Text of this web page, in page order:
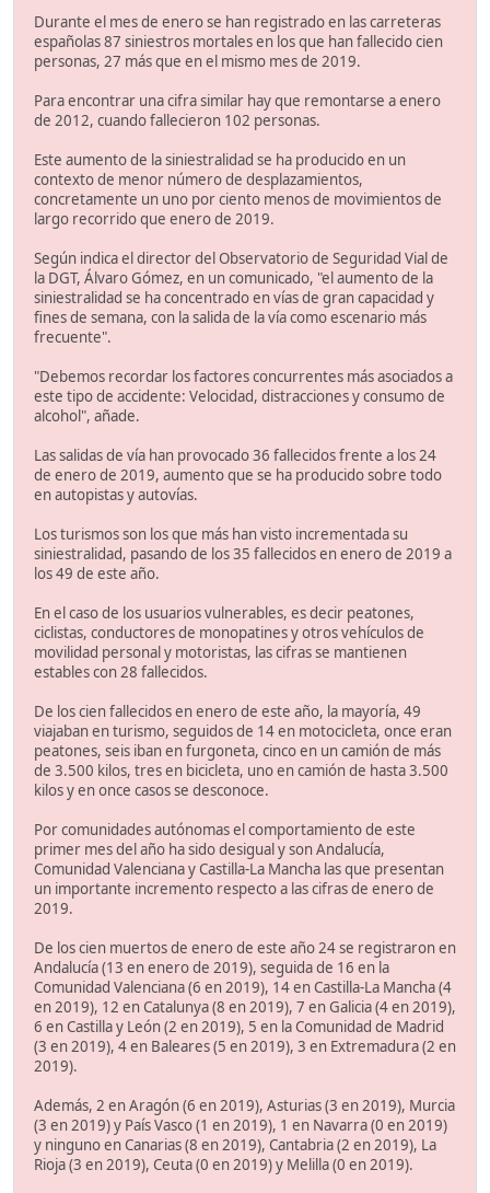
Durante el mes de enero se han registrado en las carreteras
españolas 87 siniestros mortales en los que han fallecido cien
personas, 27 más que en el mismo mes de 2019.
Para encontrar una cifra similar hay que remontarse a enero
de 2012, cuando fallecieron 102 personas.
Este aumento de la siniestralidad se ha producido en un
contexto de menor número de desplazamientos,
concretamente un uno por ciento menos de movimientos de
largo recorrido que enero de 2019.
Según indica el director del Observatorio de Seguridad Vial de
la DGT, Álvaro Gómez, en un comunicado, "el aumento de la
siniestralidad se ha concentrado en vías de gran capacidad y
fines de semana, con la salida de la vía como escenario más
frecuente".
"Debemos recordar los factores concurrentes más asociados a
este tipo de accidente: Velocidad, distracciones y consumo de
alcohol", añade.
Las salidas de vía han provocado 36 fallecidos frente a los 24
de enero de 2019, aumento que se ha producido sobre todo
en autopistas y autovías.
Los turismos son los que más han visto incrementada su
siniestralidad, pasando de los 35 fallecidos en enero de 2019 a
los 49 de este año.
En el caso de los usuarios vulnerables, es decir peatones,
ciclistas, conductores de monopatines y otros vehículos de
movilidad personal y motoristas, las cifras se mantienen
estables con 28 fallecidos.
De los cien fallecidos en enero de este año, la mayoría, 49
viajaban en turismo, seguidos de 14 en motocicleta, once eran
peatones, seis iban en furgoneta, cinco en un camión de más
de 3.500 kilos, tres en bicicleta, uno en camión de hasta 3.500
kilos y en once casos se desconoce.
Por comunidades autónomas el comportamiento de este
primer mes del año ha sido desigual y son Andalucía,
Comunidad Valenciana y Castilla-La Mancha las que presentan
un importante incremento respecto a las cifras de enero de
2019.
De los cien muertos de enero de este año 24 se registraron en
Andalucía (13 en enero de 2019), seguida de 16 en la
Comunidad Valenciana (6 en 2019), 14 en Castilla-La Mancha (4
en 2019), 12 en Catalunya (8 en 2019), 7 en Galicia (4 en 2019),
6 en Castilla y León (2 en 2019), 5 en la Comunidad de Madrid
(3 en 2019), 4 en Baleares (5 en 2019), 3 en Extremadura (2 en
2019).
Además, 2 en Aragón (6 en 2019), Asturias (3 en 2019), Murcia
(3 en 2019) y País Vasco (1 en 2019), 1 en Navarra (0 en 2019)
y ninguno en Canarias (8 en 2019), Cantabria (2 en 2019), La
Rioja (3 en 2019), Ceuta (0 en 2019) y Melilla (0 en 2019).